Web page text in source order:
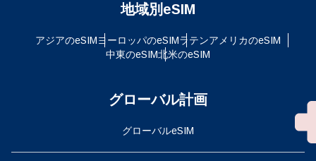
地域別eSIM
アジアのeSIMヨーロッパのeSIMラテンアメリカのeSIM
中東のeSIM北米のeSIM
グローバル計画
グローバルeSIM